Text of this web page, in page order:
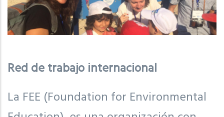
Red de trabajo internacional
La FEE (Foundation for Environmental